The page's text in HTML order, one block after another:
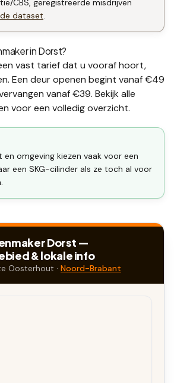
CBS, geregistreerde misdrijven
dataset.
inDorst?
vast tarief dat u vooraf hoort,
Een deur openen begint vanaf €49
vanaf €39. Bekijk alle
voor een volledig overzicht.
omgeving kiezen vaak voor een
een SKG-cilinder als ze toch al voor
Dorst —
& lokale info
Oosterhout · Noord-Brabant